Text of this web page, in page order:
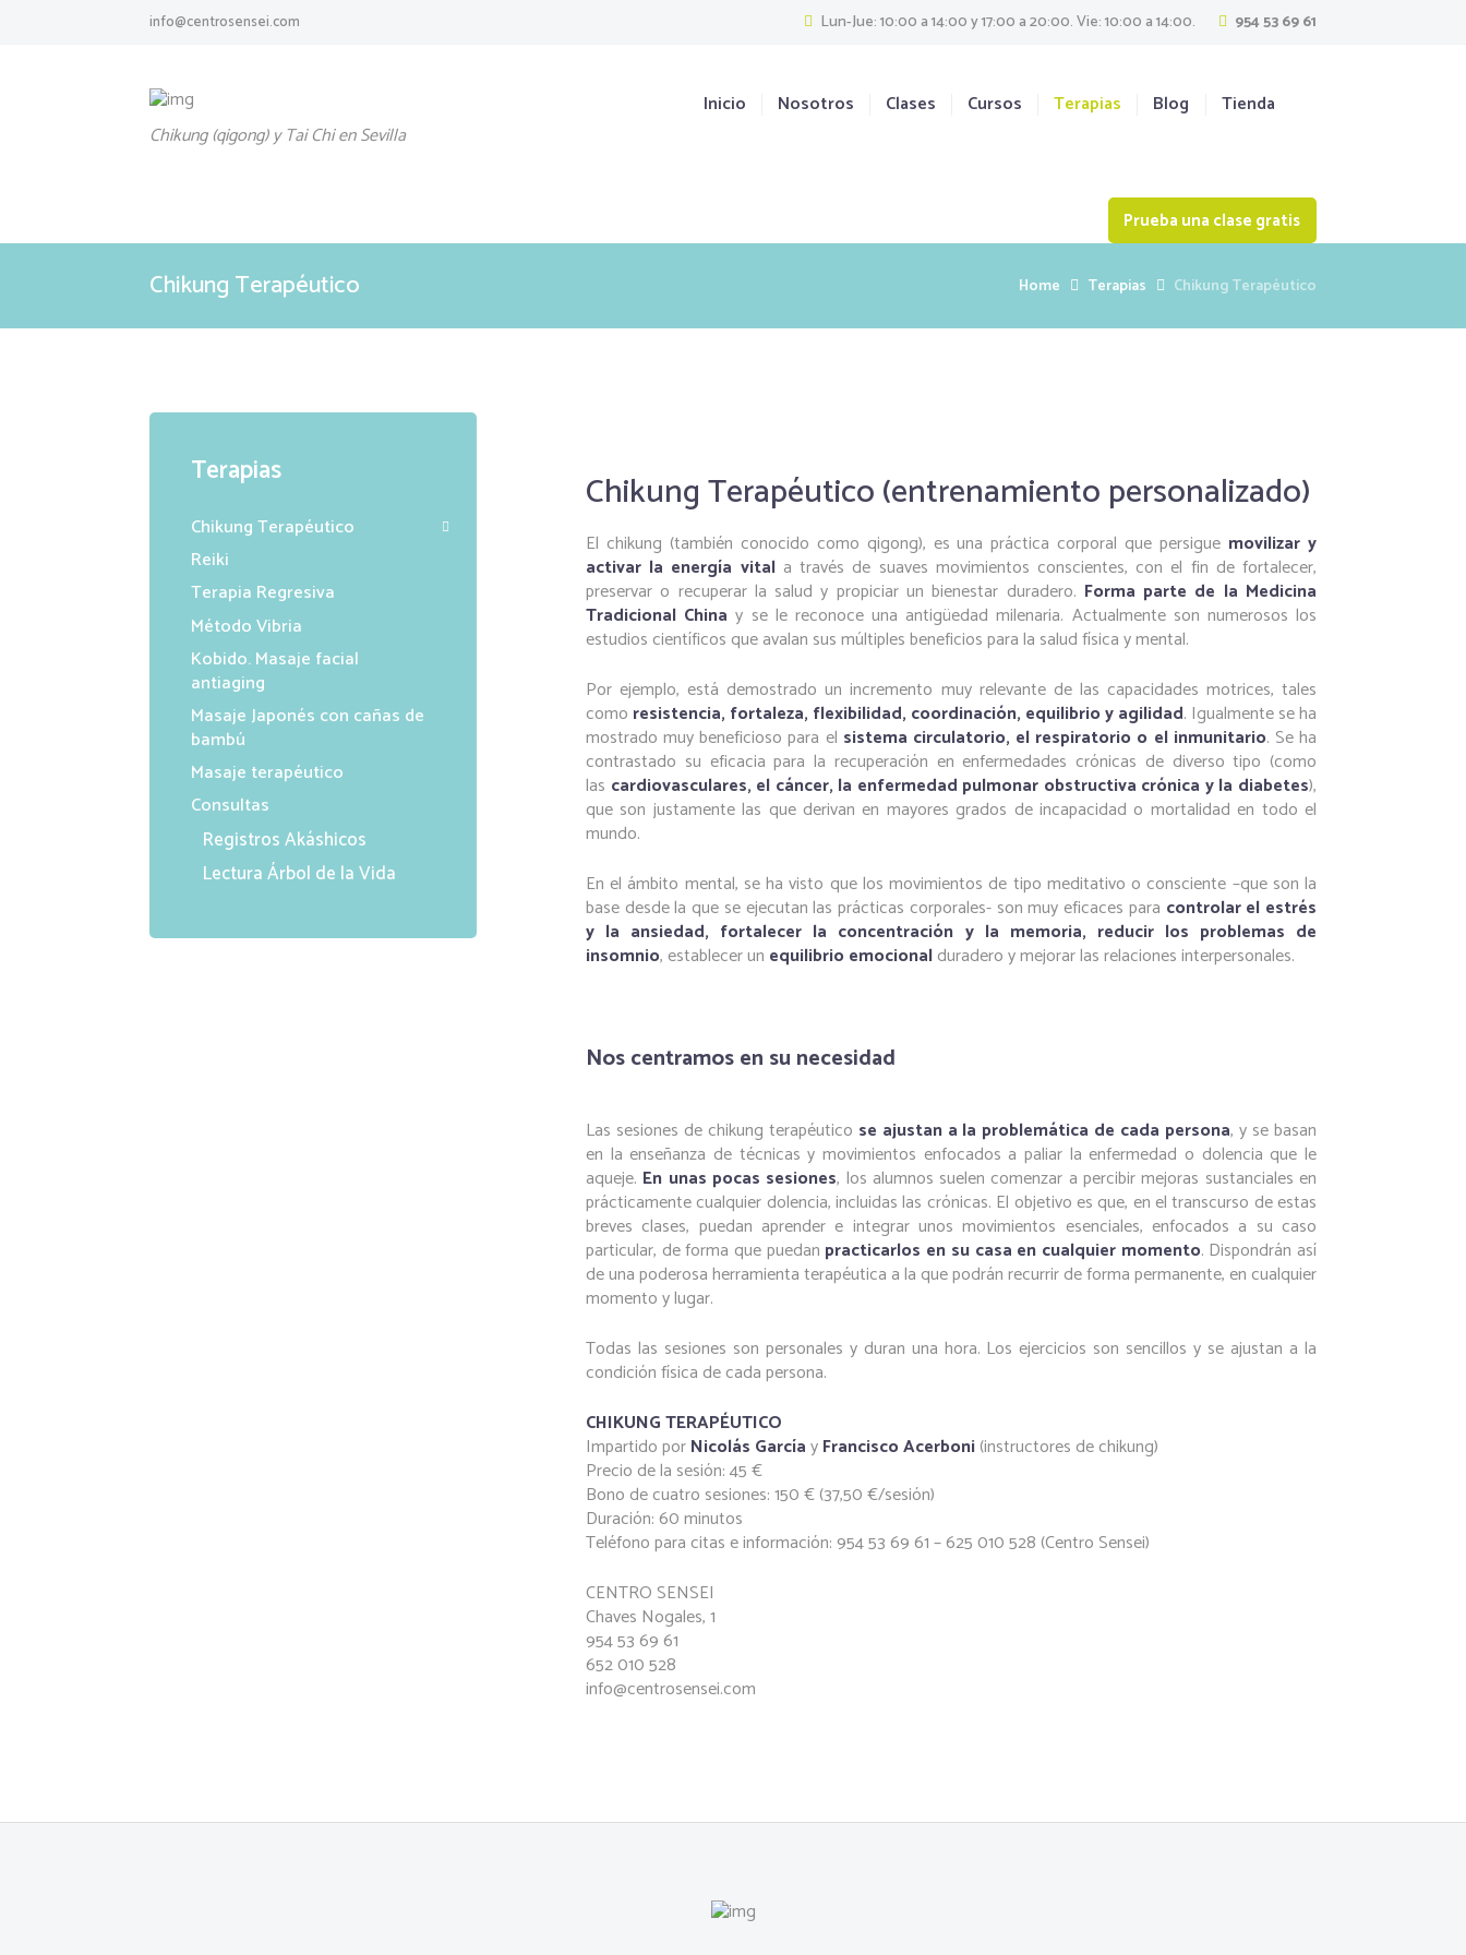
info@centrosensei.com 954 53 69 61
Lun-Jue: 10:00 a 14:00 y 17:00 a 20:00. Vie: 10:00 a 14:00.
Chikung (qigong) y Tai Chi en Sevilla
Inicio Nosotros Clases Cursos Terapias Blog Tienda
Prueba una clase gratis
Chikung Terapéutico Home Terapias Chikung Terapéutico
Chikung Terapéutico (entrenamiento personalizado)
El chikung (también conocido como qigong), es una práctica corporal que persigue movilizar y
activar la energía vitala través de suaves movimientos conscientes, con el fin de fortalecer,
preservar o recuperar la salud y propiciar un bienestar duradero. Forma parte de la Medicina
Tradicional China y se le reconoce una antigüedad milenaria. Actualmente son numerosos los
estudios científicos que avalan sus múltiples beneficios para la salud física y mental.
Por ejemplo, está demostrado un incremento muy relevante de las capacidades motrices, tales
como resistencia, fortaleza, flexibilidad, coordinación, equilibrio y agilidad. Igualmente se ha
mostrado muy beneficioso para el sistema circulatorio, el respiratorio o el inmunitario. Se ha
contrastado su eficacia para la recuperación en enfermedades crónicas de diverso tipo (como
las cardiovasculares, el cáncer, la enfermedad pulmonar obstructiva crónica y la diabetes),
que son justamente las que derivan en mayores grados de incapacidad o mortalidad en todo el
mundo.
En el ámbito mental, se ha visto que los movimientos de tipo meditativo o consciente –que son la
base desde la que se ejecutan las prácticas corporales- son muy eficaces para controlar el estrés
y la ansiedad, fortalecer la concentración y la memoria, reducir los problemas de
insomnio, establecer un equilibrio emocionalduradero y mejorar las relaciones interpersonales.
Nos centramos en su necesidad
Las sesiones de chikung terapéutico se ajustan a la problemática de cada persona, y se basan
en la enseñanza de técnicas y movimientos enfocados a paliar la enfermedad o dolencia que le
aqueje. En unas pocas sesiones, los alumnos suelen comenzar a percibir mejoras sustanciales en
prácticamente cualquier dolencia, incluidas las crónicas. El objetivo es que, en el transcurso de estas
breves clases, puedan aprender e integrar unos movimientos esenciales, enfocados a su caso
particular, de forma que puedan practicarlos en su casa en cualquier momento. Dispondrán así
de una poderosa herramienta terapéutica a la que podrán recurrir de forma permanente, en cualquier
momento y lugar.
Todas las sesiones son personales y duran una hora. Los ejercicios son sencillos y se ajustan a la
condición física de cada persona.
CHIKUNG TERAPÉUTICO
Impartido porNicolás GarcíayFrancisco Acerboni(instructores de chikung)
Precio de la sesión: 45 €
Bono de cuatro sesiones: 150 € (37,50 €/sesión)
Duración: 60 minutos
Teléfono para citas e información: 954 53 69 61 – 625 010 528 (Centro Sensei)
CENTRO SENSEI
Chaves Nogales, 1
954 53 69 61
652 010 528
info@centrosensei.com
Terapias
Chikung Terapéutico
Reiki
Terapia Regresiva
Método Vibria
Kobido. Masaje facial
antiaging
Masaje Japonés con cañas de
bambú
Masaje terapéutico
Consultas
Registros Akáshicos
Lectura Árbol de la Vida